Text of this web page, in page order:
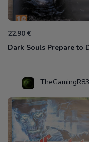
22.90 €
TheGamingR83